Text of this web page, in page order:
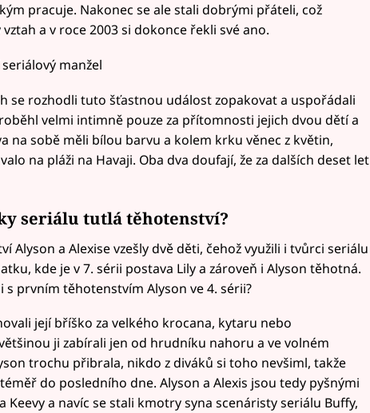
pracuje. Nakonec se ale stali dobrými přáteli, což
a v roce 2003 si dokonce řekli své ano.
manžel
se rozhodli tuto šťastnou událost zopakovat a uspořádali
velmi intimně pouze za přítomnosti jejich dvou dětí a
na sobě měli bílou barvu a kolem krku věnec z květin,
na pláži na Havaji. Oba dva doufají, že za dalších deset let
seriálu tutlá těhotenství?
Alyson a Alexise vzešly dvě děti, čehož využili i tvůrci seriálu
kde je v 7. sérii postava Lily a zároveň i Alyson těhotná.
s prvním těhotenstvím Alyson ve 4. sérii?
její bříško za velkého krocana, kytaru nebo
ji zabírali jen od hrudníku nahoru a ve volném
trochu přibrala, nikdo z diváků si toho nevšiml, takže
do posledního dne. Alyson a Alexis jsou tedy pyšnými
Keevy a navíc se stali kmotry syna scenáristy seriálu Buffy,